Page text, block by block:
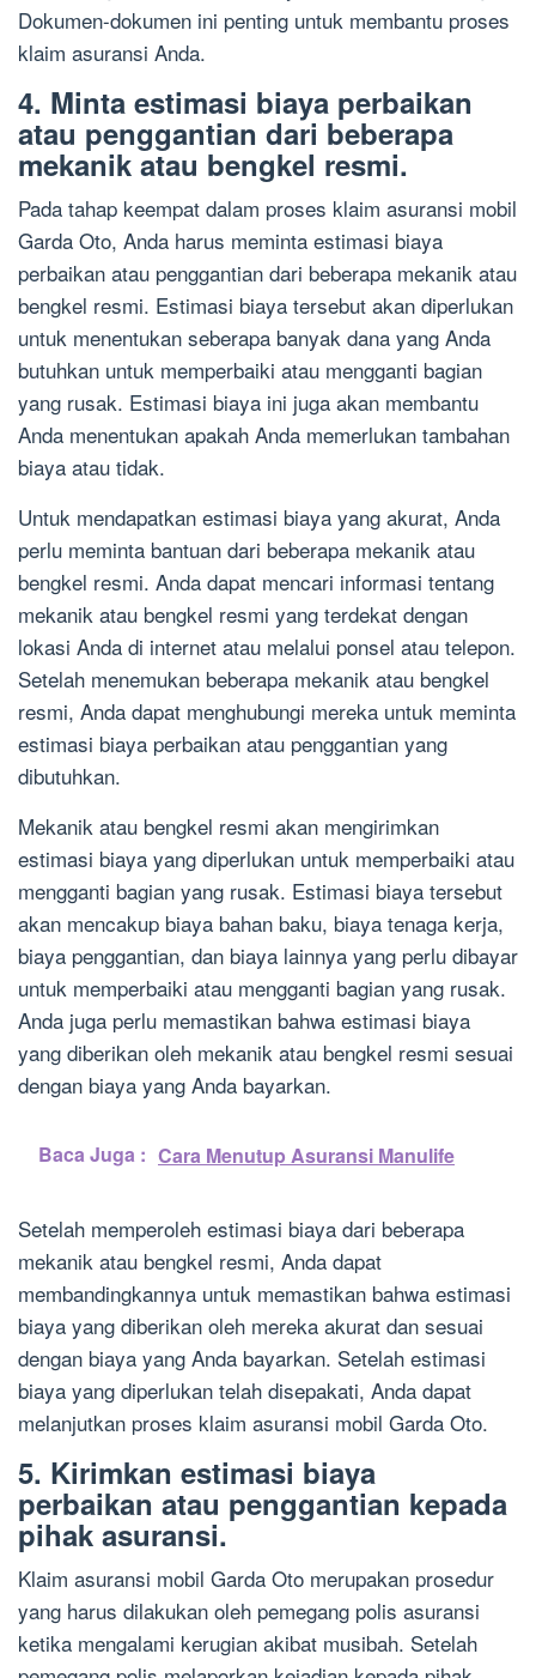
Dokumen-dokumen ini penting untuk membantu proses
klaim asuransi Anda.
4. Minta estimasi biaya perbaikan
atau penggantian dari beberapa
mekanik atau bengkel resmi.
Pada tahap keempat dalam proses klaim asuransi mobil
Garda Oto, Anda harus meminta estimasi biaya
perbaikan atau penggantian dari beberapa mekanik atau
bengkel resmi. Estimasi biaya tersebut akan diperlukan
untuk menentukan seberapa banyak dana yang Anda
butuhkan untuk memperbaiki atau mengganti bagian
yang rusak. Estimasi biaya ini juga akan membantu
Anda menentukan apakah Anda memerlukan tambahan
biaya atau tidak.
Untuk mendapatkan estimasi biaya yang akurat, Anda
perlu meminta bantuan dari beberapa mekanik atau
bengkel resmi. Anda dapat mencari informasi tentang
mekanik atau bengkel resmi yang terdekat dengan
lokasi Anda di internet atau melalui ponsel atau telepon.
Setelah menemukan beberapa mekanik atau bengkel
resmi, Anda dapat menghubungi mereka untuk meminta
estimasi biaya perbaikan atau penggantian yang
dibutuhkan.
Mekanik atau bengkel resmi akan mengirimkan
estimasi biaya yang diperlukan untuk memperbaiki atau
mengganti bagian yang rusak. Estimasi biaya tersebut
akan mencakup biaya bahan baku, biaya tenaga kerja,
biaya penggantian, dan biaya lainnya yang perlu dibayar
untuk memperbaiki atau mengganti bagian yang rusak.
Anda juga perlu memastikan bahwa estimasi biaya
yang diberikan oleh mekanik atau bengkel resmi sesuai
dengan biaya yang Anda bayarkan.
Baca Juga : Cara Menutup Asuransi Manulife
Setelah memperoleh estimasi biaya dari beberapa
mekanik atau bengkel resmi, Anda dapat
membandingkannya untuk memastikan bahwa estimasi
biaya yang diberikan oleh mereka akurat dan sesuai
dengan biaya yang Anda bayarkan. Setelah estimasi
biaya yang diperlukan telah disepakati, Anda dapat
melanjutkan proses klaim asuransi mobil Garda Oto.
5. Kirimkan estimasi biaya
perbaikan atau penggantian kepada
pihak asuransi.
Klaim asuransi mobil Garda Oto merupakan prosedur
yang harus dilakukan oleh pemegang polis asuransi
ketika mengalami kerugian akibat musibah. Setelah